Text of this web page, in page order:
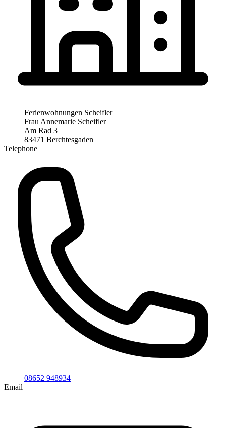
Ferienwohnungen Scheifler
Frau Annemarie Scheifler
Am Rad 3
83471 Berchtesgaden
Telephone
08652 948934
Email